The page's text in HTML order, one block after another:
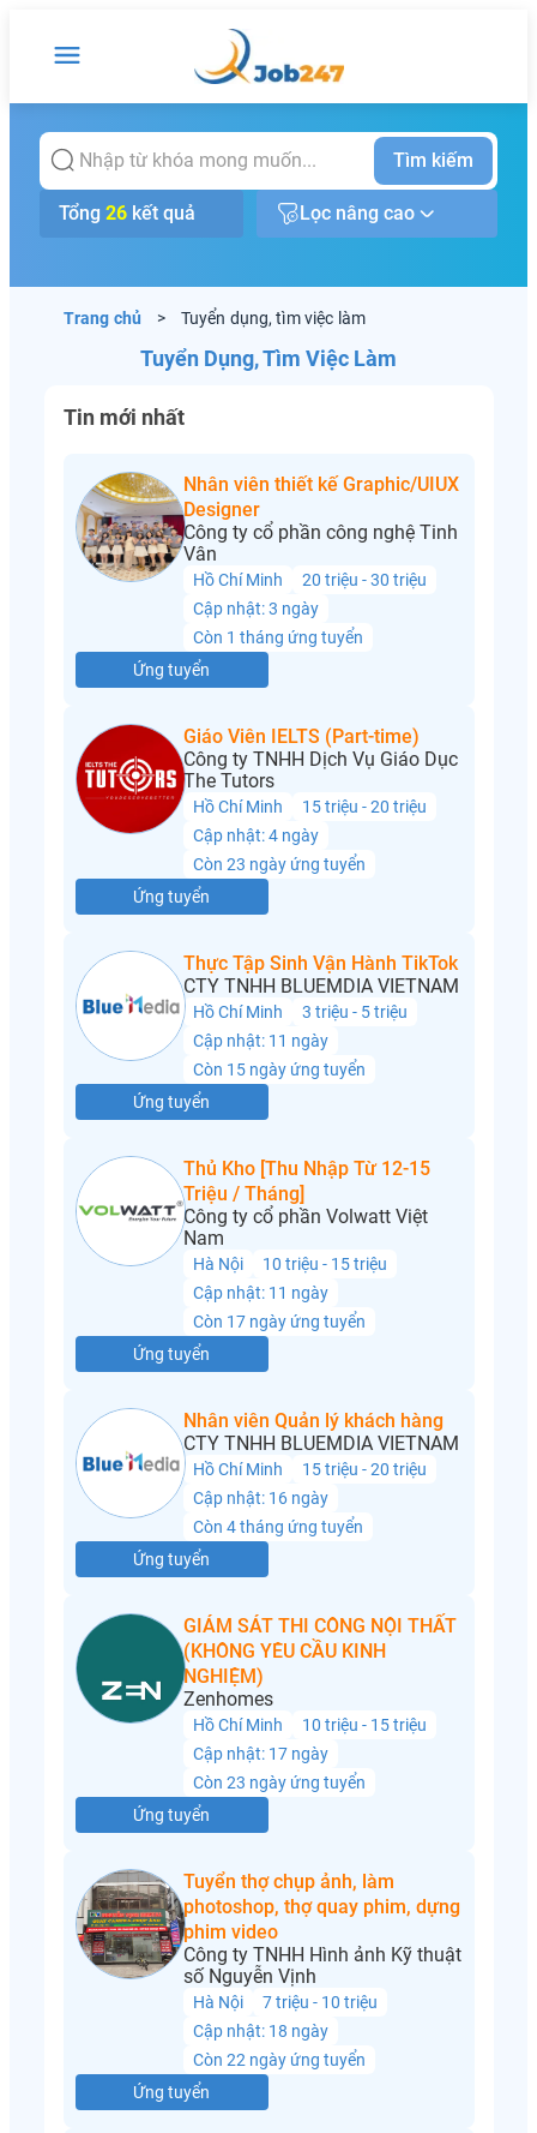
Tìm kiếm
Tổng 26 kết quả Lọc nâng cao
Trang chủ > Tuyển dụng, tìm việc làm
Tuyển Dụng, Tìm Việc Làm
Tin mới nhất
Nhân viên thiết kế Graphic/UIUX
Designer
Công ty cổ phần công nghệ Tinh
Vân
Hồ Chí Minh
20 triệu - 30 triệu
Cập nhật: 3 ngày
Còn 1 tháng ứng tuyển
Ứng tuyển
Giáo Viên IELTS (Part-time)
Công ty TNHH Dịch Vụ Giáo Dục
The Tutors
Hồ Chí Minh
15 triệu - 20 triệu
Cập nhật: 4 ngày
Còn 23 ngày ứng tuyển
Ứng tuyển
Thực Tập Sinh Vận Hành TikTok
CTY TNHH BLUEMDIA VIETNAM
Hồ Chí Minh
3 triệu - 5 triệu
Cập nhật: 11 ngày
Còn 15 ngày ứng tuyển
Ứng tuyển
Thủ Kho [Thu Nhập Từ 12-15
Triệu / Tháng]
Công ty cổ phần Volwatt Việt
Nam
Hà Nội
10 triệu - 15 triệu
Cập nhật: 11 ngày
Còn 17 ngày ứng tuyển
Ứng tuyển
Nhân viên Quản lý khách hàng
CTY TNHH BLUEMDIA VIETNAM
Hồ Chí Minh
15 triệu - 20 triệu
Cập nhật: 16 ngày
Còn 4 tháng ứng tuyển
Ứng tuyển
GIÁM SÁT THI CÔNG NỘI THẤT
(KHÔNG YÊU CẦU KINH
NGHIỆM)
Zenhomes
Hồ Chí Minh
10 triệu - 15 triệu
Cập nhật: 17 ngày
Còn 23 ngày ứng tuyển
Ứng tuyển
Tuyển thợ chụp ảnh, làm
photoshop, thợ quay phim, dựng
phim video
Công ty TNHH Hình ảnh Kỹ thuật
số Nguyễn Vịnh
Hà Nội
7 triệu - 10 triệu
Cập nhật: 18 ngày
Còn 22 ngày ứng tuyển
Ứng tuyển